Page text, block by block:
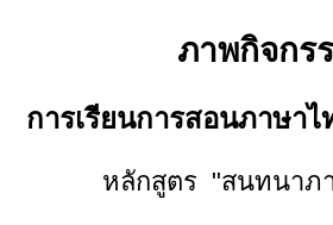
ภาพกิจกร
การเรียนการสอนภาษา
หลักสูตร "สนทนาภ